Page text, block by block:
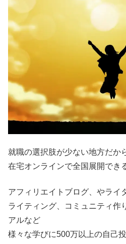
就職の選択肢が少ない地方だか
在宅オンラインで全国展開でき
アフィリエイトブログ、やライ
ライティング、コミュニティ作
アルなど
様々な学びに500万以上の自己